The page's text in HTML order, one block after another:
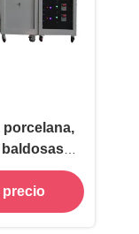
porcelana,
baldosas
de la
para el
precio